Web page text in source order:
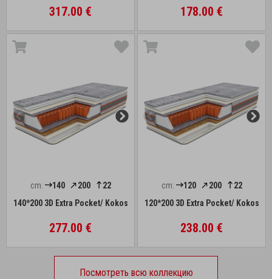
317.00 € 178.00 €
cm: 140 200
22
140*200 3D Extra Pocket/ Kokos
277.00 €
cm: 120 200
22
120*200 3D Extra Pocket/ Kokos
238.00 €
Посмотреть всю коллекцию